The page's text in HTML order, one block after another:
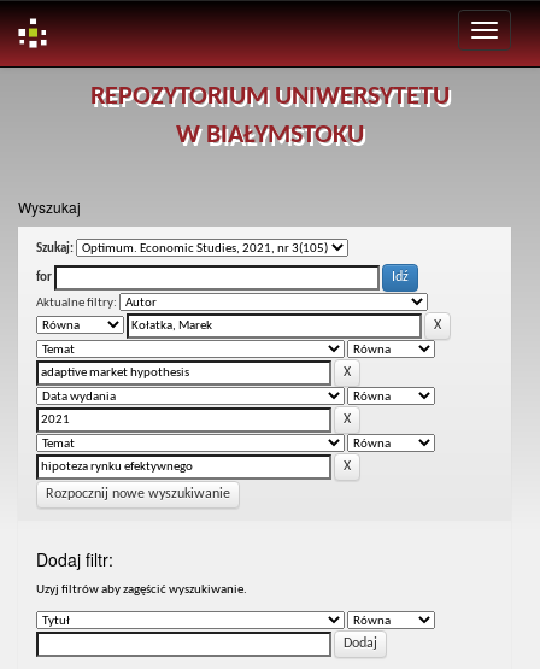
REPOZYTORIUM UNIWERSYTETU
W BIAŁYMSTOKU
Wyszukaj
Szukaj:
for
Aktualne filtry:
Rozpocznij nowe wyszukiwanie
Dodaj filtr:
Uzyj filtrów aby zagęścić wyszukiwanie.